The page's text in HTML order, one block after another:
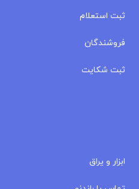
ثبت استعلام
فروشندگان
ثبت شکایت
ابزار و یراق